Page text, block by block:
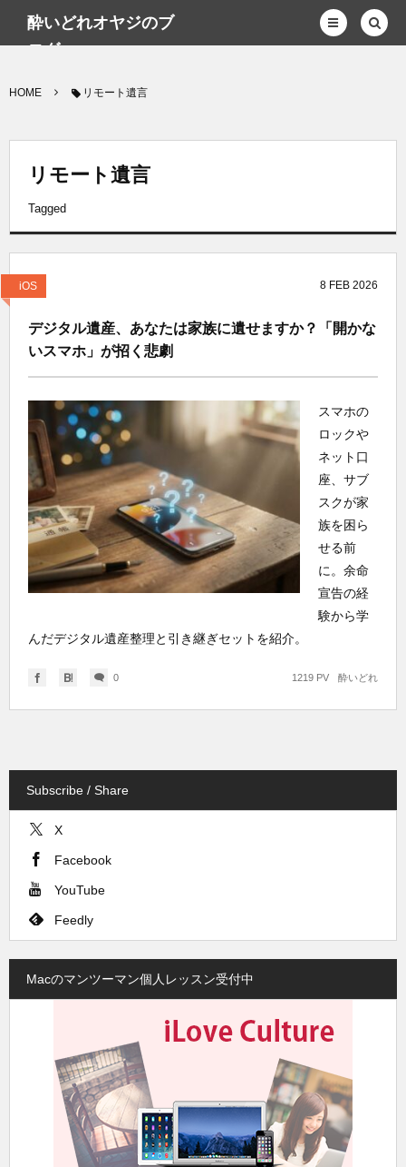
酔いどれオヤジのブ
ログwp
HOME リモート遺言
リモート遺言
Tagged
iOS 8 FEB 2026
デジタル遺産、あなたは家族に遺せますか？「開かな
いスマホ」が招く悲劇
スマホの
ロックや
ネット口
座、サブ
スクが家
族を困ら
せる前
に。余命
宣告の経
験から学
んだデジタル遺産整理と引き継ぎセットを紹介。
0 酔いどれ
1219 PV
Subscribe / Share
X
Facebook
YouTube
Feedly
Macのマンツーマン個人レッスン受付中